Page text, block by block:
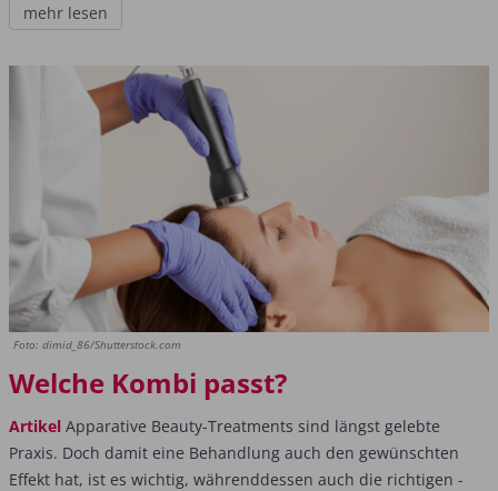
mehr lesen
Foto: dimid_86/Shutterstock.com
Welche Kombi passt?
Artikel Apparative Beauty-Treatments sind längst gelebte
Praxis. Doch damit eine Behandlung auch den gewünschten
Effekt hat, ist es wichtig, währenddessen auch die richtigen ­